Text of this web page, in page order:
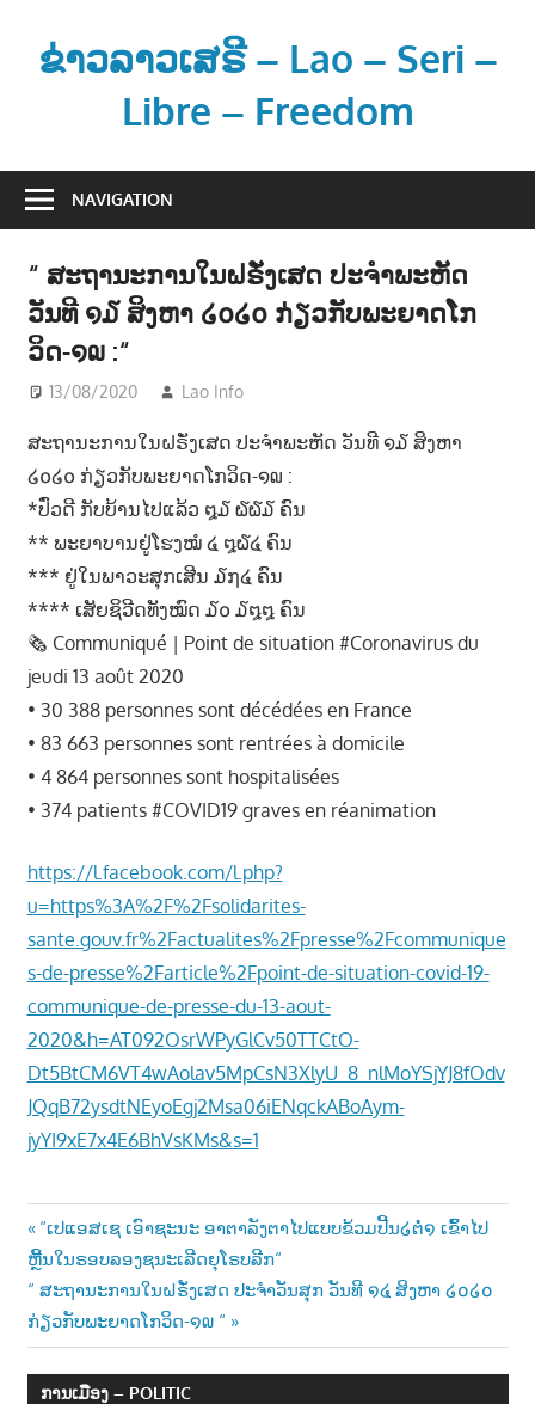
contentຂ່າວລາວເສຣີ – Lao – Seri –
Libre – Freedom
າ
ະ
ຂໍ້
ນ
ຂ່
າ
ວ
ສ
NAVIGATION
“ ສະຖານະການໃນຝຣັ່ງເສດ ປະຈຳພະຫັດ
ວັນທີ ໑໓ ສິງຫາ ໒໐໒໐ ກ່ຽວກັບພະຍາດໂກ
ວິດ-໑໙ :“
13/08/2020 Lao Info
ສະຖານະການໃນຝຣັ່ງເສດ ປະຈຳພະຫັດ ວັນທີ ໑໓ ສິງຫາ
໒໐໒໐ ກ່ຽວກັບພະຍາດໂກວິດ-໑໙ :
*ປົ່ວດີ ກັບບ້ານໄປແລ້ວ ໘໓ ໖໖໓ ຄົນ
** ພະຍາບານຢູ່ໂຮງໝໍ ໔ ໘໖໔ ຄົນ
*** ຢູ່ໃນພາວະສຸກເສີນ ໓໗໔ ຄົນ
**** ເສັຍຊິວີດທັງໝົດ ໓໐ ໓໘໘ ຄົນ
🗞 Communiqué | Point de situation #Coronavirus du
jeudi 13 août 2020
• 30 388 personnes sont décédées en France
• 83 663 personnes sont rentrées à domicile
• 4 864 personnes sont hospitalisées
• 374 patients #COVID19 graves en réanimation
https://l.facebook.com/l.php?
u=https%3A%2F%2Fsolidarites-
sante.gouv.fr%2Factualites%2Fpresse%2Fcommunique
s-de-presse%2Farticle%2Fpoint-de-situation-covid-19-
communique-de-presse-du-13-aout-
2020&h=AT092OsrWPyGlCv50TTCtO-
Dt5BtCM6VT4wAolav5MpCsN3XlyU_8_nlMoYSjYJ8fOdv
JQqB72ysdtNEyoEgj2Msa06iENqckABoAym-
jyYI9xE7x4E6BhVsKMs&s=1
Post
navigation
Previous
Post:
“ເປແອສເຊ ເອົາຊະນະ ອາຕາລັງຕາໄປແບບຂ້ວມປີ້ນ໒ຕໍ່໑ ເຂົ້າໄປ
ຫຼີ້ນໃນຣອບລອງຊນະເລີດຍຸໂຣບລີກ“
Next
Post:
“ ສະຖານະການໃນຝຣັ່ງເສດ ປະຈຳວັນສຸກ ວັນທີ ໑໔ ສິງຫາ ໒໐໒໐
ກ່ຽວກັບພະຍາດໂກວິດ-໑໙ “
ການເມືອງ – POLITIC